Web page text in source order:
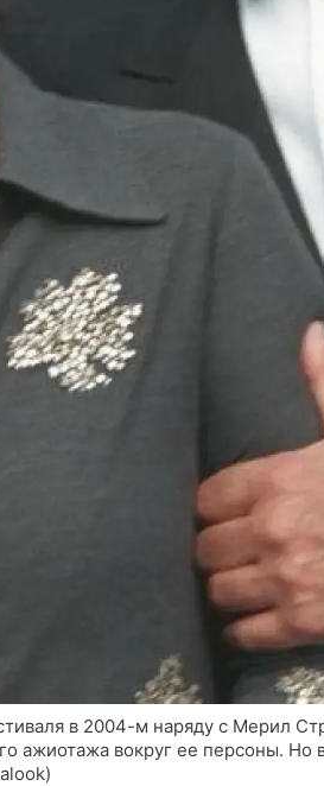
в 2004-м наряду с Мерил
ажиотажа вокруг ее персоны. Но